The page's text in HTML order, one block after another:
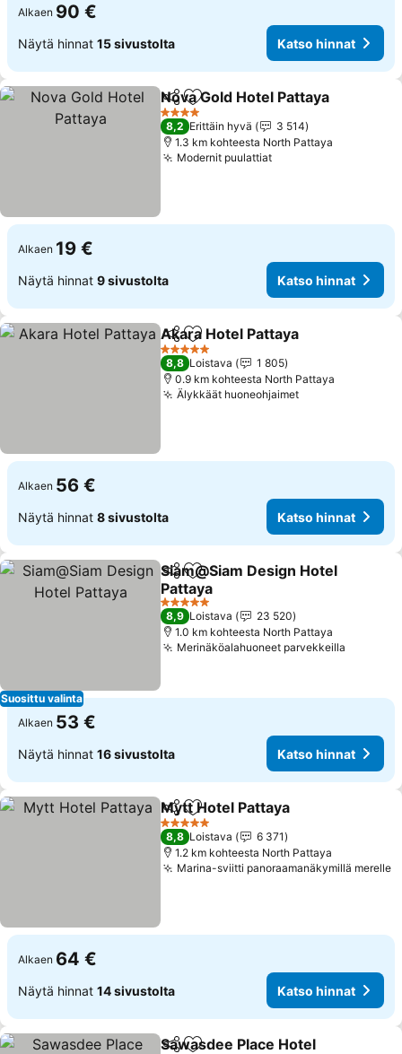
Alkaen 90 €
Näytä hinnat 15 sivustolta Katso hinnat
Jaa Lisää suosikkeihin
Nova Gold Hotel Pattaya
4 Tähtiluokitus
8,2 Erittäin hyvä
3 514
1.3 km kohteesta North Pattaya
Modernit puulattiat
Alkaen 19 €
Näytä hinnat 9 sivustolta Katso hinnat
Jaa Lisää suosikkeihin
Akara Hotel Pattaya
5 Tähtiluokitus
8,8 Loistava
1 805
0.9 km kohteesta North Pattaya
Älykkäät huoneohjaimet
Alkaen 56 €
Näytä hinnat 8 sivustolta Katso hinnat
Suosittu valinta
Jaa Lisää suosikkeihin
Siam@Siam Design Hotel
Pattaya
5 Tähtiluokitus
8,9 Loistava
23 520
1.0 km kohteesta North Pattaya
Merinäköalahuoneet parvekkeilla
Alkaen 53 €
Näytä hinnat 16 sivustolta Katso hinnat
Jaa Lisää suosikkeihin
Mytt Hotel Pattaya
5 Tähtiluokitus
8,8 Loistava
6 371
1.2 km kohteesta North Pattaya
Marina-sviitti panoraamanäkymillä merelle
Alkaen 64 €
Näytä hinnat 14 sivustolta Katso hinnat
Sawasdee Place Hotel